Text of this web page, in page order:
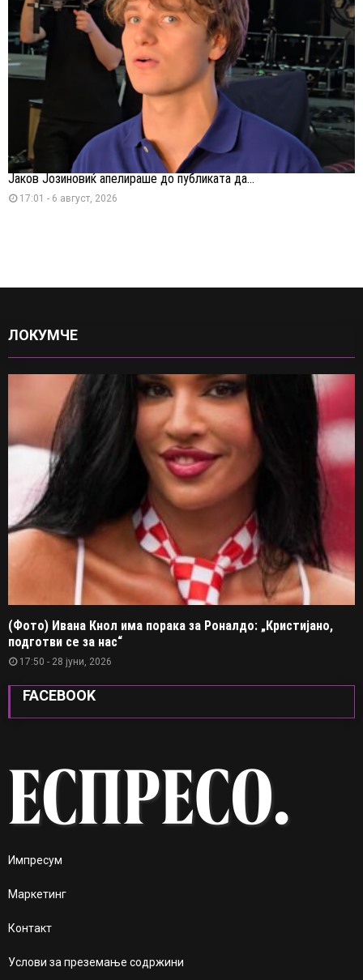
Јаков Јозиновиќ апелираше до публиката да...
17:01 - 6 август, 2026
ЛОКУМЧЕ
(Фото) Ивана Кнол има порака за Роналдо: „Кристијано,
подготви се за нас“
17:50 - 28 јуни, 2026
FACEBOOK
Импресум
Маркетинг
Контакт
Услови за преземање содржини